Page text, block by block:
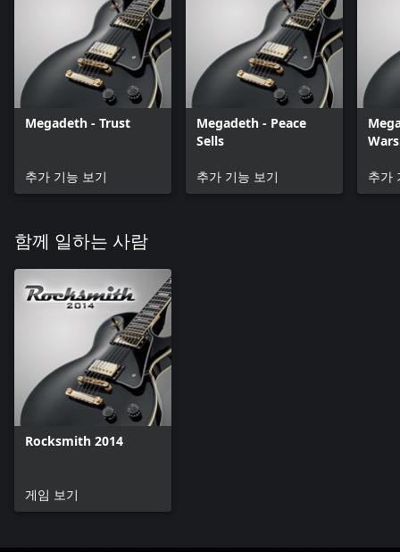
Megadeth - Trust
추가 기능 보기
Megadeth - Peace
Sells
추가 기능 보기
추가
함께 일하는 사람
Rocksmith 2014
게임 보기